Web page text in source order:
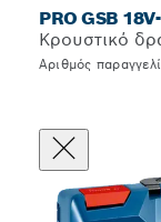
PRO GSB
Κρουστικό
Αριθμός